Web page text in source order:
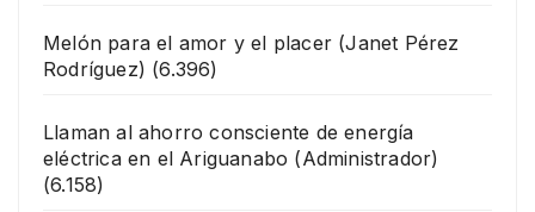
Melón para el amor y el placer (Janet Pérez
Rodríguez) (6.396)
Llaman al ahorro consciente de energía
eléctrica en el Ariguanabo (Administrador)
(6.158)